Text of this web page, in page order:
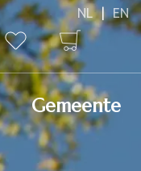
Gemeente